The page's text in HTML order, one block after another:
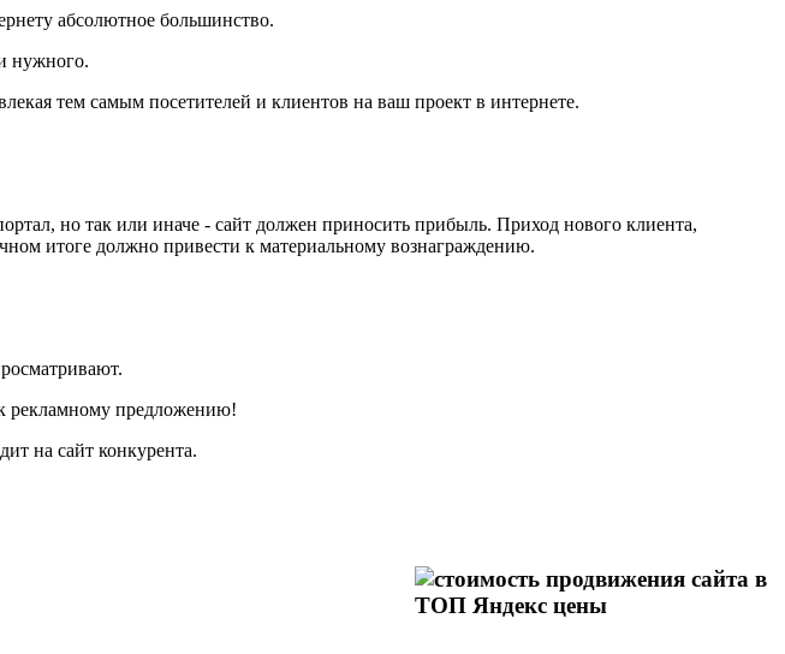
абсолютное большинство.
нужного.
тем самым посетителей и клиентов на ваш проект в интернете.
но так или иначе - сайт должен приносить прибыль. Приход нового клиента,
итоге должно привести к материальному вознаграждению.
рекламному предложению!
на сайт конкурента.